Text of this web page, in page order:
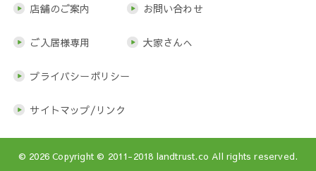
店舗のご案内 お問い合わせ
ご入居様専用 大家さんへ
プライバシーポリシー
サイトマップ/リンク
© 2026Copyright © 2011-2018 landtrust.co All rights reserved.